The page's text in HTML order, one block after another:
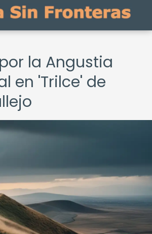
la Angustia
en 'Trilce' de